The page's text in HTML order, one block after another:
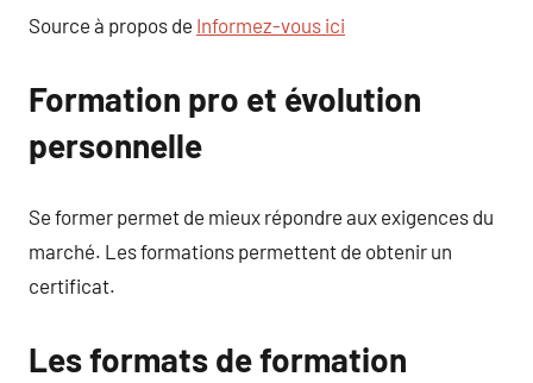
Source à propos de Informez-vous ici
Formation pro et évolution
personnelle
Se former permet de mieux répondre aux exigences du
marché. Les formations permettent de obtenir un
certificat.
Les formats de formation